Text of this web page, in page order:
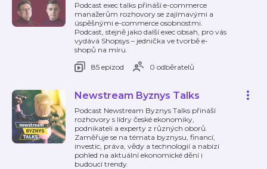
Podcast exec talks přináší e-commerce
manažerům rozhovory se zajímavými a
úspěšnými e-commerce osobnostmi.
Podcast, stejně jako další exec obsah, pro vás
vydává Shopsys – jednička ve tvorbě e-
shopů na míru.
85 epizod
0 odběratelů
Newstream Byznys Talks
Podcast Newstream Byznys Talks přináší
rozhovory s lídry české ekonomiky,
podnikateli a experty z různých oborů.
Zaměřuje se na témata byznysu, financí,
investic, práva, vědy a technologií a nabízí
pohled na aktuální ekonomické dění i
budoucí trendy.